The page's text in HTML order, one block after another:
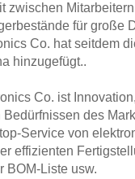
für große
Co. hat seitdem
hinzugefügt..
Co. ist
des
Service von
effizienten
BOM-Liste usw.